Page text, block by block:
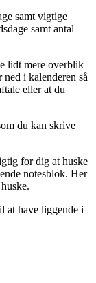
samt vigtige
samt antal
lidt mere overblik
i kalenderen så
eller at du
du kan skrive
for dig at huske
notesblok. Her
at have liggende i